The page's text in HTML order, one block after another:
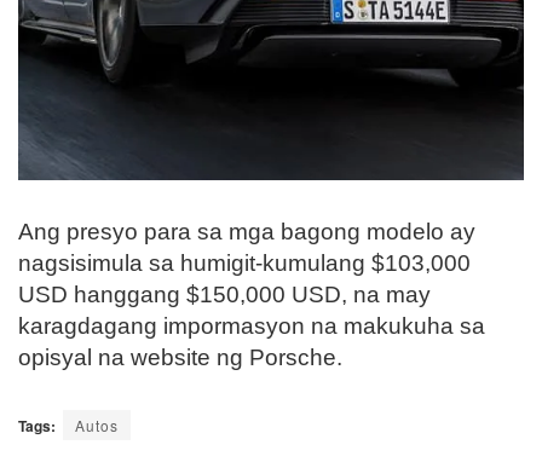
Ang presyo para sa mga bagong modelo ay
nagsisimula sa humigit-kumulang $103,000
USD hanggang $150,000 USD, na may
karagdagang impormasyon na makukuha sa
opisyal na website ng Porsche.
Tags: Autos